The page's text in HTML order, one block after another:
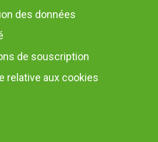
des données
de souscription
relative aux cookies